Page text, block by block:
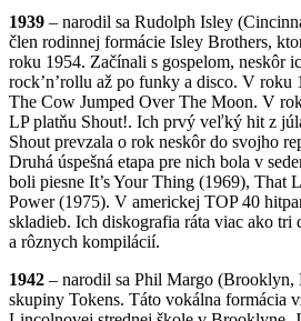
1939 – narodil sa Rudolph Isley
člen rodinnej formácie Isley Brothers,
roku 1954. Začínali s gospelom, neskôr
rock’n’rollu až po funky a disco. V roku
The Cow Jumped Over The Moon. V
LP platňu Shout!. Ich prvý veľký hit z
Shout prevzala o rok neskôr do svojho
Druhá úspešná etapa pre nich bola v
boli piesne It’s Your Thing (1969), That
Power (1975). V americkej TOP 40
skladieb. Ich diskografia ráta viac ako tri
a rôznych kompilácií.
1942 – narodil sa Phil Margo
skupiny Tokens. Táto vokálna formácia